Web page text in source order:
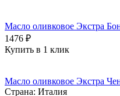
Масло оливковое Экстра
1476 ₽
Купить в 1 клик
Масло оливковое Экстра
Страна: Италия